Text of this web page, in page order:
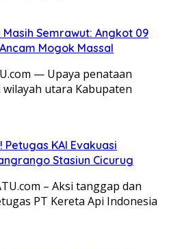
Semrawut: Angkot 09
Mogok Massal
— Upaya penataan
utara Kabupaten
KAI Evakuasi
Stasiun Cicurug
– Aksi tanggap dan
PT Kereta Api Indonesia